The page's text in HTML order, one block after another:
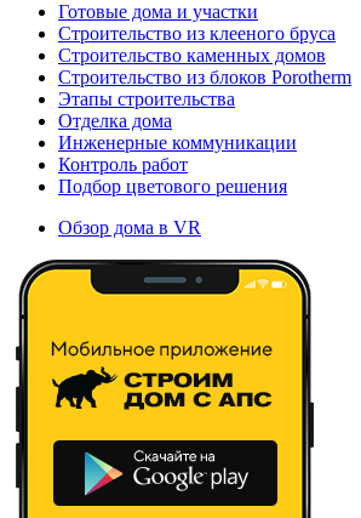
Готовые дома и участки
Строительство из клееного бруса
Строительство каменных домов
Строительство из блоков Porotherm
Этапы строительства
Отделка дома
Инженерные коммуникации
Контроль работ
Подбор цветового решения
Обзор дома в VR